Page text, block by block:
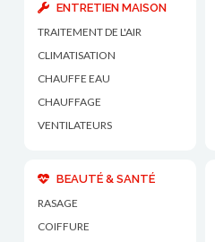
ENTRETIEN MAISON
TRAITEMENT DE L'AIR
CLIMATISATION
CHAUFFE EAU
CHAUFFAGE
VENTILATEURS
BEAUTÉ & SANTÉ
RASAGE
COIFFURE